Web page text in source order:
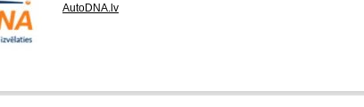
AutoDNA.lv